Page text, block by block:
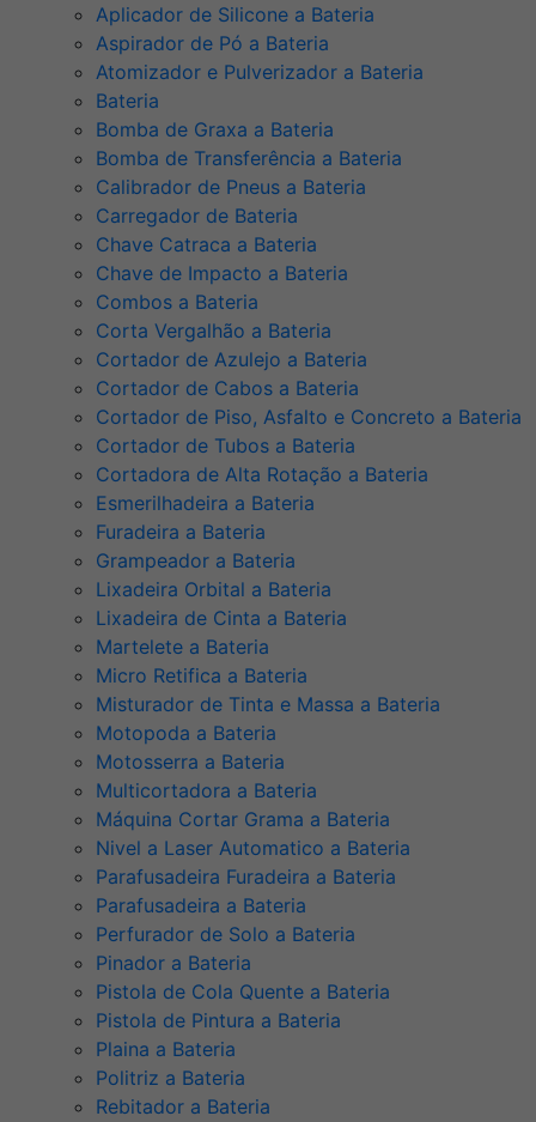
Aplicador de Silicone a Bateria
Aspirador de Pó a Bateria
Atomizador e Pulverizador a Bateria
Bateria
Bomba de Graxa a Bateria
Bomba de Transferência a Bateria
Calibrador de Pneus a Bateria
Carregador de Bateria
Chave Catraca a Bateria
Chave de Impacto a Bateria
Combos a Bateria
Corta Vergalhão a Bateria
Cortador de Azulejo a Bateria
Cortador de Cabos a Bateria
Cortador de Piso, Asfalto e Concreto a Bateria
Cortador de Tubos a Bateria
Cortadora de Alta Rotação a Bateria
Esmerilhadeira a Bateria
Furadeira a Bateria
Grampeador a Bateria
Lixadeira Orbital a Bateria
Lixadeira de Cinta a Bateria
Martelete a Bateria
Micro Retifica a Bateria
Misturador de Tinta e Massa a Bateria
Motopoda a Bateria
Motosserra a Bateria
Multicortadora a Bateria
Máquina Cortar Grama a Bateria
Nivel a Laser Automatico a Bateria
Parafusadeira Furadeira a Bateria
Parafusadeira a Bateria
Perfurador de Solo a Bateria
Pinador a Bateria
Pistola de Cola Quente a Bateria
Pistola de Pintura a Bateria
Plaina a Bateria
Politriz a Bateria
Rebitador a Bateria